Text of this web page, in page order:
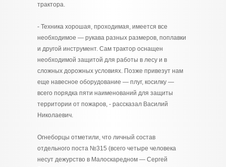
трактора.
- Техника хорошая, проходимая, имеется все
необходимое — рукава разных размеров, поплавки
и другой инструмент. Сам трактор оснащен
необходимой защитой для работы в лесу и в
сложных дорожных условиях. Позже привезут нам
еще навесное оборудование — плуг, косилку —
всего порядка пяти наименований для защиты
территории от пожаров, - рассказал Василий
Николаевич.
Огнеборцы отметили, что личный состав
отдельного поста №315 (всего четыре человека
несут дежурство в Малоскаредном — Сергей